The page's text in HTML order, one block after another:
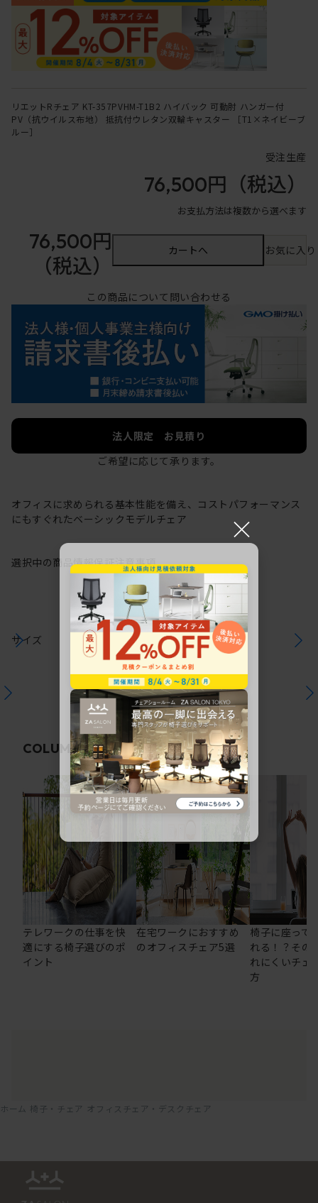
リエットRチェア KT-357PVHM-T1B2 ハイバック 可動肘 ハンガー付
PV（抗ウイルス布地） 抵抗付ウレタン双輪キャスター ［T1×ネイビーブ
ルー］
受注生産
76,500円 （税込）
お支払方法は複数から選べます
76,500円
（税込）
カートへ お気に入
この商品について問い合わせる
法人限定 お見積り
ご希望に応じて承ります。
オフィスに求められる基本性能を備え、コストパフォーマンス
にもすぐれたベーシックモデルチェア
選択中の商品情報保証注意事項
サイズ
COLUMN関連コラム
テレワークの仕事を快
適にする椅子選びのポ
イント
在宅ワークにおすすめ
のオフィスチェア5選
椅子に座って
れる！？その
れにくいチェ
方
ホーム 椅子・チェア オフィスチェア・デスクチェア
×